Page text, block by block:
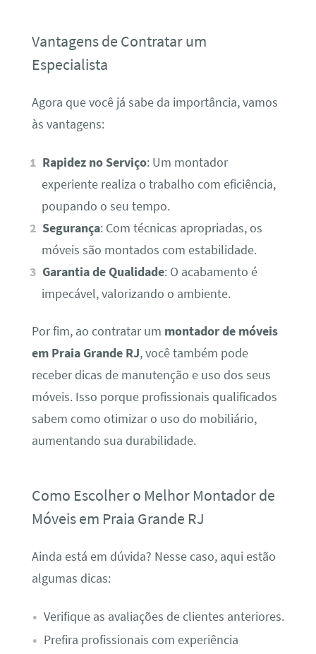
Vantagens de Contratar um
Especialista
Agora que você já sabe da importância, vamos
às vantagens:
Rapidez no Serviço: Um montador
experiente realiza o trabalho com eficiência,
poupando o seu tempo.
Segurança: Com técnicas apropriadas, os
móveis são montados com estabilidade.
Garantia de Qualidade: O acabamento é
impecável, valorizando o ambiente.
Por fim, ao contratar um montador de móveis
em Praia Grande RJ, você também pode
receber dicas de manutenção e uso dos seus
móveis. Isso porque profissionais qualificados
sabem como otimizar o uso do mobiliário,
aumentando sua durabilidade.
Como Escolher o Melhor Montador de
Móveis em Praia Grande RJ
Ainda está em dúvida? Nesse caso, aqui estão
algumas dicas:
Verifique as avaliações de clientes anteriores.
Prefira profissionais com experiência